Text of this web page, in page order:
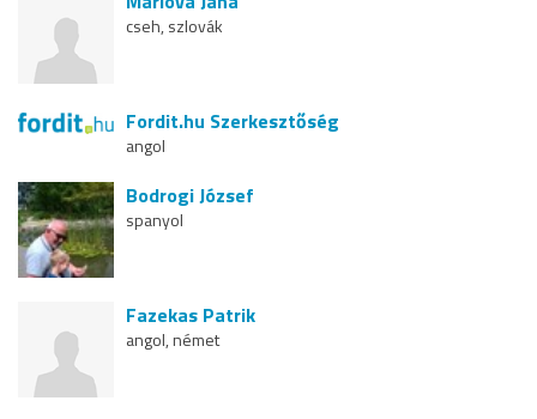
cseh, szlovák
Fordit.hu Szerkesztőség
angol
Bodrogi József
spanyol
Fazekas Patrik
angol, német